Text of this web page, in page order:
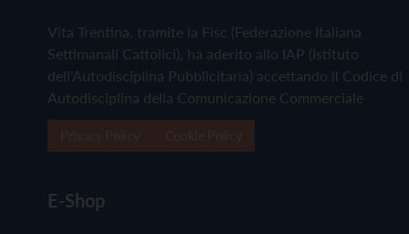
Vita Trentina, tramite la Fisc (Federazione Italiana
Settimanali Cattolici), ha aderito allo IAP (Istituto
dell'Autodisciplina Pubblicitaria) accettando il Codice di
Autodisciplina della Comunicazione Commerciale
E-Shop